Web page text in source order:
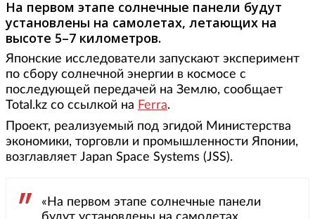
На первом этапе солнечные панели будут
установлены на самолетах, летающих на
высоте 5–7 километров.
Японские исследователи запускают эксперимент
по сбору солнечной энергии в космосе с
последующей передачей на Землю, сообщает
Total.kz со ссылкой на Ferra.
Проект, реализуемый под эгидой Министерства
экономики, торговли и промышленности Японии,
возглавляет Japan Space Systems (JSS).
«На первом этапе солнечные панели